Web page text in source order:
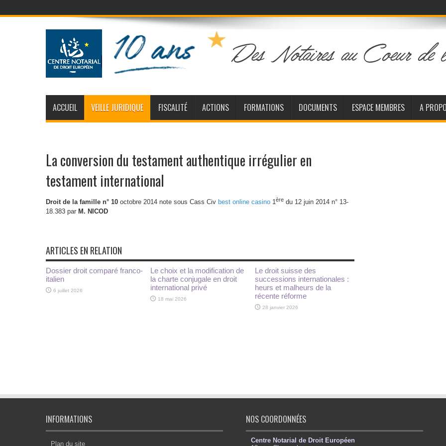
ACCUEIL VEILLE JURIDIQUE FISCALITÉ ACTIONS FORMATIONS DOCUMENTS ESPACE MEMBRES A
La conversion du testament authentique irrégulier en
testament international
Droit de la famille n° 10 octobre 2014 note sous Cass Civ best online casino 1ère du 12 juin 2014 n° 13-
18.383 par M. NICOD
ARTICLES EN RELATION
Dossier droit comparé franco-
italien
6 juillet 2026
Le choix et la modification de
la charte conjugale en droit
international privé
18 mai 2026
Le droit suisse des
successions internationales :
heurs et malheurs de la
récente réforme
28 janvier 2026
INFORMATIONS
Plan du site
NOS COORDONNÉES
Centre Notarial de Droit Européen